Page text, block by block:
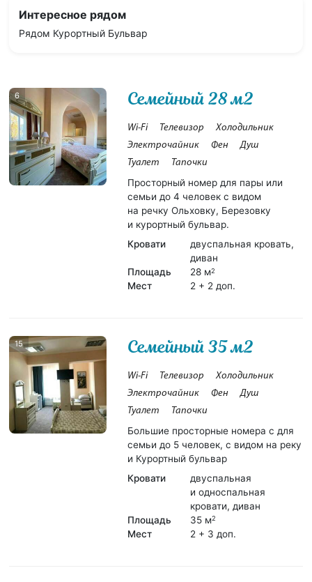
Интересное рядом
Рядом Курортный Бульвар
6 Семейный 28 м2
Wi-Fi Телевизор
Холодильник
Электрочайник
Фен
Душ
Туалет
Тапочки
Просторный номер для пары или
семьи до 4 человек с видом
на речку Ольховку, Березовку
и курортный бульвар.
Кровати
двуспальная кровать,
диван
Площадь
28 м2
Мест 2 + 2 доп.
15 Семейный 35 м2
Wi-Fi Телевизор
Холодильник
Электрочайник
Фен
Душ
Туалет
Тапочки
Большие просторные номера с для
семьи до 5 человек, с видом на реку
и Курортный бульвар
Кровати
двуспальная
и односпальная
кровати, диван
Площадь
35 м2
Мест 2 + 3 доп.